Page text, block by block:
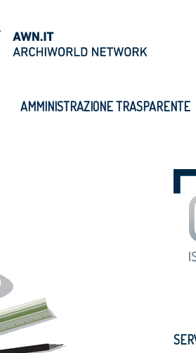
AMMINISTRAZIONE TRASPARENTE